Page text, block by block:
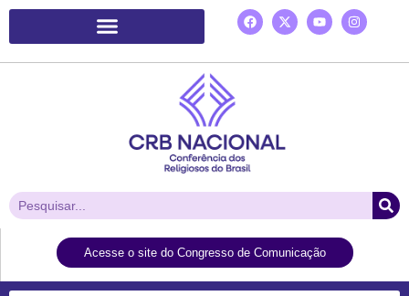
Acesse o site do Congresso de Comunicação